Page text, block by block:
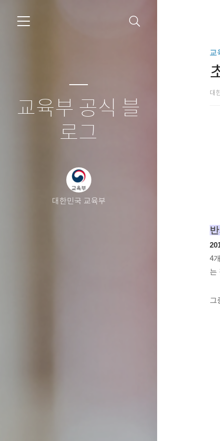
교육부 공식 블
로그
대한민국 교육부
교
대
4
는
그